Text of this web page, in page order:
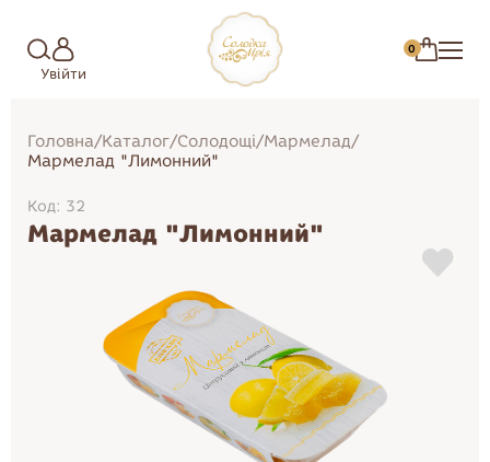
Увійти
0
Зефір
Головна/Каталог/Солодощі/Мармелад/
Мармелад "Лимонний"
Код: 32
Мармелад "Лимонний"